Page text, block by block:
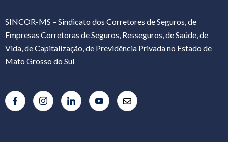
SINCOR-MS – Sindicato dos Corretores de Seguros, de
Empresas Corretoras de Seguros, Resseguros, de Saúde, de
Vida, de Capitalização, de Previdência Privada no Estado de
Mato Grosso do Sul